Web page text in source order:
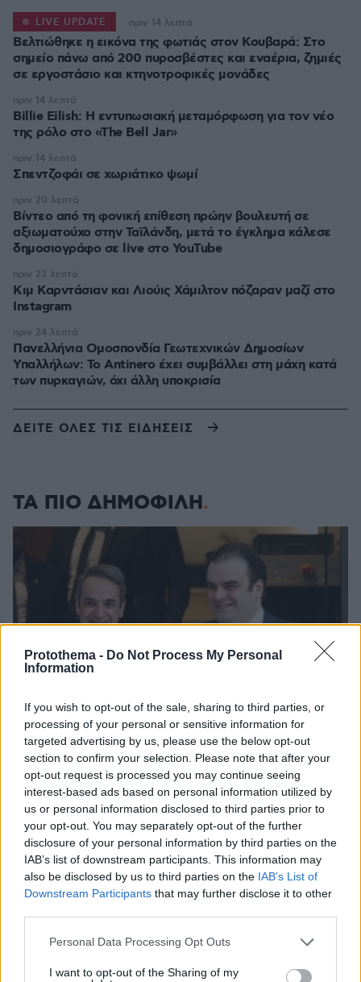
Protothema - Do Not Process My Personal
Information
If you wish to opt-out of the sale, sharing to third parties, or
processing of your personal or sensitive information for
targeted advertising by us, please use the below opt-out
section to confirm your selection. Please note that after your
opt-out request is processed you may continue seeing
interest-based ads based on personal information utilized by
us or personal information disclosed to third parties prior to
your opt-out. You may separately opt-out of the further
disclosure of your personal information by third parties on the
IAB’s list of downstream participants. This information may
also be disclosed by us to third parties on the IAB’s List of
Downstream Participants that may further disclose it to other
Please note that this website/app uses one or more Google
not limited to your visit or usage behaviour. You may click to
Personal Data Processing Opt Outs
I want to opt-out of the Sharing of my
Βελτιώθηκε η εικόνα της φωτιάς στον Κουβαρά: Στο
σημείο πάνω από 200 πυροσβέστες και εναέρια, ζημιές
σε εργοστάσιο και κτηνοτροφικές μονάδες
LIVE UPDATE πριν 14 λεπτά
Billie Eilish: Η εντυπωσιακή μεταμόρφωση για τον νέο
της ρόλο στο «The Bell Jar»
πριν 14 λεπτά
Σπεντζοφάι σε χωριάτικο ψωμί
πριν 14 λεπτά
Βίντεο από τη φονική επίθεση πρώην βουλευτή σε
αξιωματούχο στην Ταϊλάνδη, μετά το έγκλημα κάλεσε
δημοσιογράφο σε live στο YouTube
πριν 20 λεπτά
Κιμ Καρντάσιαν και Λιούις Χάμιλτον πόζαραν μαζί στο
Instagram
πριν 23 λεπτά
Πανελλήνια Ομοσπονδία Γεωτεχνικών Δημοσίων
Υπαλλήλων: Το Antinero έχει συμβάλλει στη μάχη κατά
των πυρκαγιών, όχι άλλη υποκρισία
πριν 24 λεπτά
ΔΕΙΤΕ ΟΛΕΣ ΤΙΣ ΕΙΔΗΣΕΙΣ
ΤΑ ΠΙΟ ΔΗΜΟΦΙΛΗ
ΔΕΘ τετραετίας με μέτρα για όλους: Τι θα πει ο
Μητσοτάκης στη Θεσσαλονίκη για μισθούς,
10.08.2026, 08:51